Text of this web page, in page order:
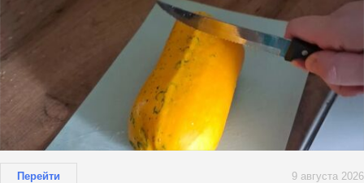
Перейти 9 августа 2026